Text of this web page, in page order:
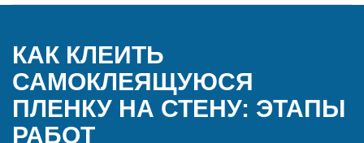
КАК КЛЕИТЬ
САМОКЛЕЯЩУЮСЯ
ПЛЕНКУ НА СТЕНУ: ЭТАПЫ
РАБОТ